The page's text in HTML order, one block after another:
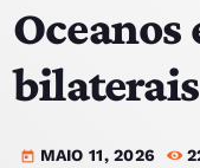
EQUIPA
TOP 15
PODCASTS
Oceanos
bilaterais
today MAIO 11, 2026